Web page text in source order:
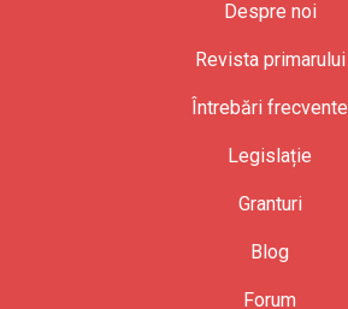
Despre noi
Revista primarului
Întrebări frecvente
Legislație
Granturi
Blog
Forum